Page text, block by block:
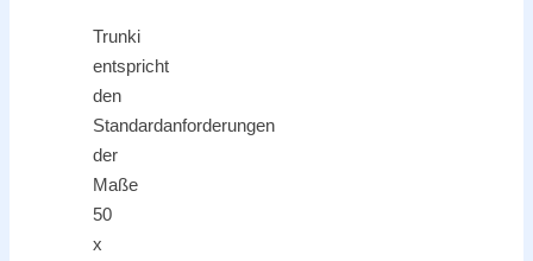
Trunki
entspricht
den
Standardanforderungen
der
Maße
50
x